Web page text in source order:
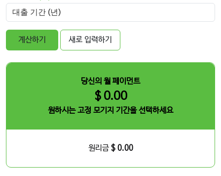
계산하기 새로 입력하기
당신의 월 페이먼트
$ 0.00
원하시는 고정 모기지 기간을 선택하세요
원리금 $ 0.00